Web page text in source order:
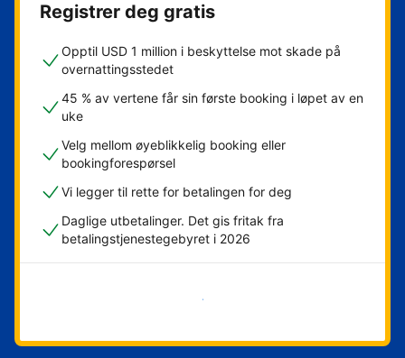
Registrer deg gratis
Opptil USD 1 million i beskyttelse mot skade på
overnattingsstedet
45 % av vertene får sin første booking i løpet av en
uke
Velg mellom øyeblikkelig booking eller
bookingforespørsel
Vi legger til rette for betalingen for deg
Daglige utbetalinger. Det gis fritak fra
betalingstjenestegebyret i 2026
Kom i gang nå